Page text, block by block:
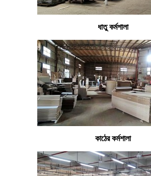
ধাতু কর্মশালা
কাঠের কর্মশালা